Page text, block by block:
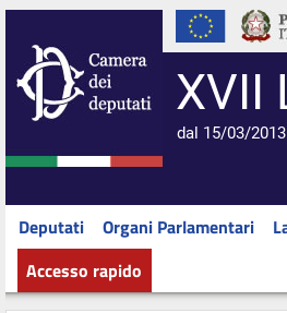
XVII
dal 15/03/
Deputati Organi Parlamentari
Accesso rapido